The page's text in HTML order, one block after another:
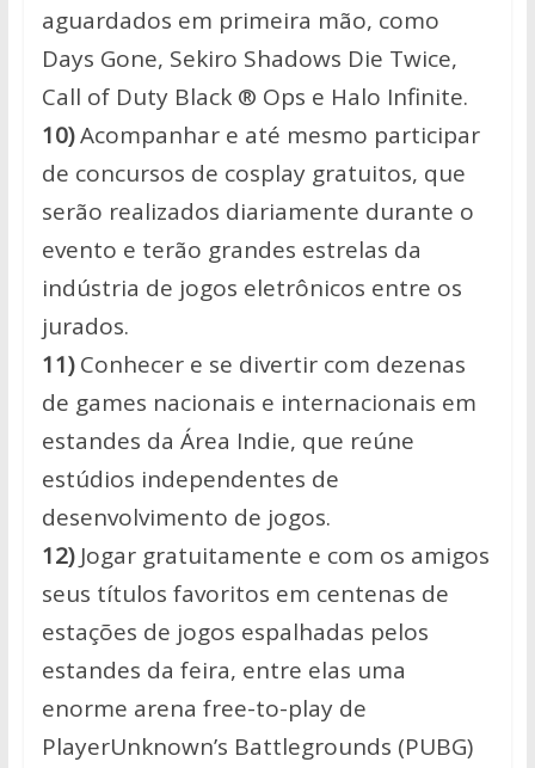
aguardados em primeira mão, como
Days Gone, Sekiro Shadows Die Twice,
Call of Duty Black ® Ops e Halo Infinite.
10)Acompanhar e até mesmo participar
de concursos de cosplay gratuitos, que
serão realizados diariamente durante o
evento e terão grandes estrelas da
indústria de jogos eletrônicos entre os
jurados.
11)Conhecer e se divertir com dezenas
de games nacionais e internacionais em
estandes da Área Indie, que reúne
estúdios independentes de
desenvolvimento de jogos.
12)Jogar gratuitamente e com os amigos
seus títulos favoritos em centenas de
estações de jogos espalhadas pelos
estandes da feira, entre elas uma
enorme arena free-to-play de
PlayerUnknown’s Battlegrounds (PUBG)